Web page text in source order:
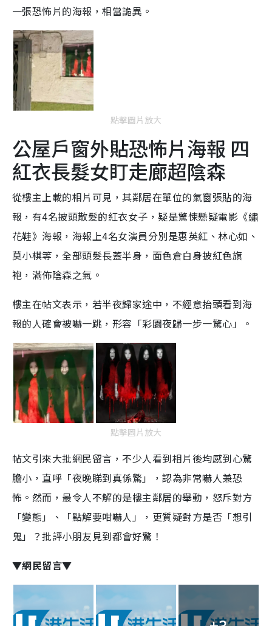
一張恐怖片的海報，相當詭異。
點擊圖片放大
公屋戶窗外貼恐怖片海報 四
紅衣長髮女盯走廊超陰森
從樓主上載的相片可見，其鄰居在單位的氣窗張貼的海
報，有4名披頭散髮的紅衣女子，疑是驚悚懸疑電影《繡
花鞋》海報，海報上4名女演員分別是惠英紅、林心如、
莫小棋等，全部頭髮長蓋半身，面色倉白身披紅色旗
袍，滿佈陰森之氣。
樓主在帖文表示，若半夜歸家途中，不經意抬頭看到海
報的人確會被嚇一跳，形容「彩園夜歸一步一驚心」。
點擊圖片放大
帖文引來大批網民留言，不少人看到相片後均感到心驚
膽小，直呼「夜晚睇到真係驚」，認為非常嚇人兼恐
怖。然而，最令人不解的是樓主鄰居的舉動，怒斥對方
「變態」、「點解要咁嚇人」，更質疑對方是否「想引
鬼」？批評小朋友見到都會好驚！
▼網民留言▼